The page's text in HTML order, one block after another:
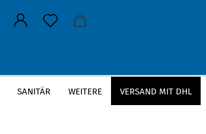
SANITÄR VERSAND MIT DHL
WEITERE